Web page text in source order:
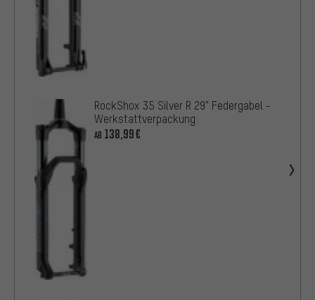
RockShox 35 Silver R 29" Federgabel -
Werkstattverpackung
AB 138,99€